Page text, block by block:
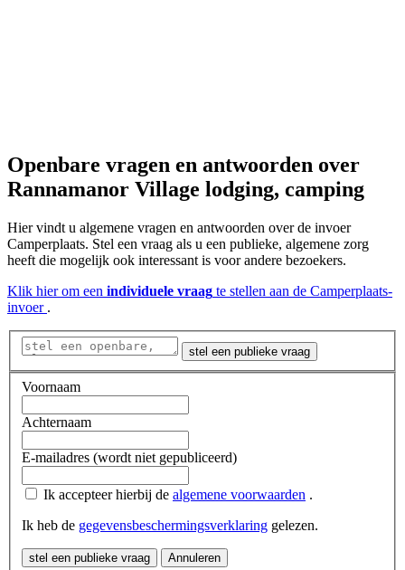
Openbare vragen en antwoorden over
Rannamanor Village lodging, camping
Hier vindt u algemene vragen en antwoorden over de invoer
Camperplaats. Stel een vraag als u een publieke, algemene zorg
heeft die mogelijk ook interessant is voor andere bezoekers.
Klik hier om een ​​individuele vraag te stellen aan de Camperplaats-
invoer .
stel een publieke vraag
Voornaam
Achternaam
E-mailadres (wordt niet gepubliceerd)
Ik accepteer hierbij de algemene voorwaarden .
Ik heb de gegevensbeschermingsverklaring gelezen.
stel een publieke vraag Annuleren